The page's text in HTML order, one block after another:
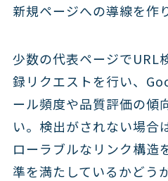
新規ページへの導線を作
少数の代表ページでURL
録リクエストを行い、
ール頻度や品質評価の傾
い。検出がされない場合
ローラブルなリンク構造
準を満たしているかどう